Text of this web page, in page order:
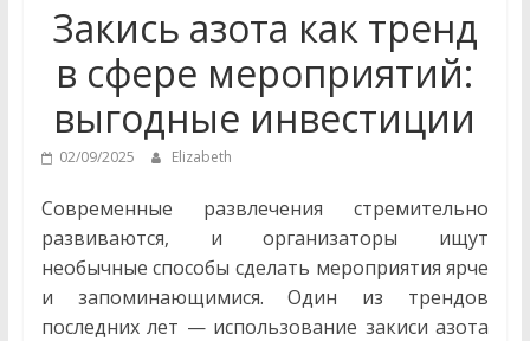
Закись азота как тренд
в сфере мероприятий:
выгодные инвестиции
02/09/2025 Elizabeth
Современные развлечения стремительно
развиваются, и организаторы ищут
необычные способы сделать мероприятия ярче
и запоминающимися. Один из трендов
последних лет — использование закиси азота